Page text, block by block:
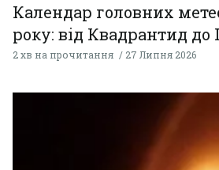
Календар головних
року: від Квадрантид до
2 хв на прочитання 27 Липня 2026